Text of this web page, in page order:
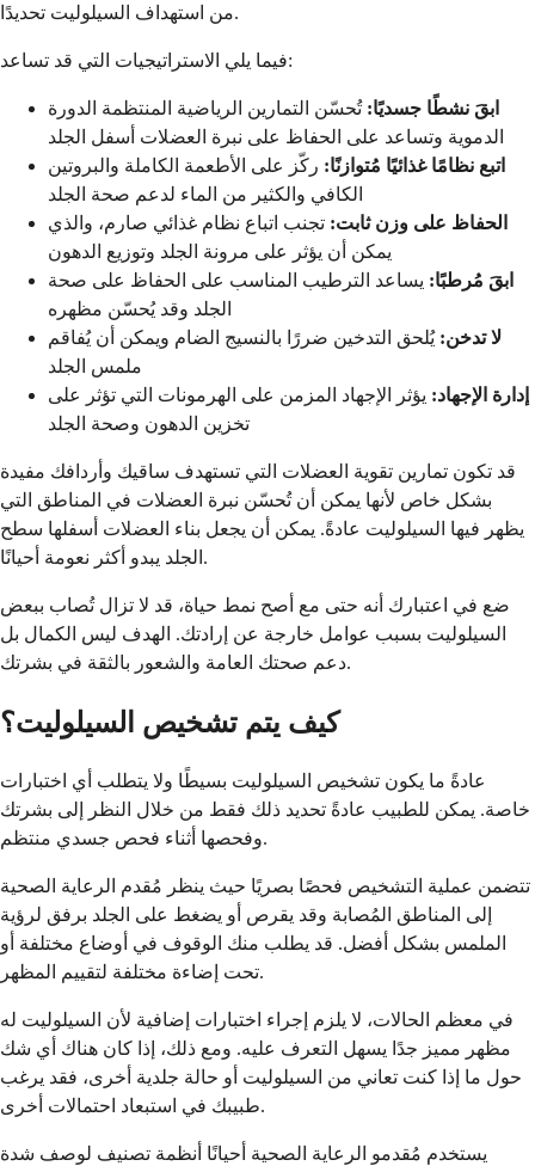
من استهداف السيلوليت تحديدًا.
فيما يلي الاستراتيجيات التي قد تساعد:
ابقَ نشطًا جسديًا: تُحسّن التمارين الرياضية المنتظمة الدورة
الدموية وتساعد على الحفاظ على نبرة العضلات أسفل الجلد
اتبع نظامًا غذائيًا مُتوازنًا: ركّز على الأطعمة الكاملة والبروتين
الكافي والكثير من الماء لدعم صحة الجلد
الحفاظ على وزن ثابت: تجنب اتباع نظام غذائي صارم، والذي
يمكن أن يؤثر على مرونة الجلد وتوزيع الدهون
ابقَ مُرطبًا: يساعد الترطيب المناسب على الحفاظ على صحة
الجلد وقد يُحسّن مظهره
لا تدخن: يُلحق التدخين ضررًا بالنسيج الضام ويمكن أن يُفاقم
ملمس الجلد
إدارة الإجهاد: يؤثر الإجهاد المزمن على الهرمونات التي تؤثر على
تخزين الدهون وصحة الجلد
قد تكون تمارين تقوية العضلات التي تستهدف ساقيك وأردافك مفيدة
بشكل خاص لأنها يمكن أن تُحسّن نبرة العضلات في المناطق التي
يظهر فيها السيلوليت عادةً. يمكن أن يجعل بناء العضلات أسفلها سطح
الجلد يبدو أكثر نعومة أحيانًا.
ضع في اعتبارك أنه حتى مع أصح نمط حياة، قد لا تزال تُصاب ببعض
السيلوليت بسبب عوامل خارجة عن إرادتك. الهدف ليس الكمال بل
دعم صحتك العامة والشعور بالثقة في بشرتك.
كيف يتم تشخيص السيلوليت؟
عادةً ما يكون تشخيص السيلوليت بسيطًا ولا يتطلب أي اختبارات
خاصة. يمكن للطبيب عادةً تحديد ذلك فقط من خلال النظر إلى بشرتك
وفحصها أثناء فحص جسدي منتظم.
تتضمن عملية التشخيص فحصًا بصريًا حيث ينظر مُقدم الرعاية الصحية
إلى المناطق المُصابة وقد يقرص أو يضغط على الجلد برفق لرؤية
الملمس بشكل أفضل. قد يطلب منك الوقوف في أوضاع مختلفة أو
تحت إضاءة مختلفة لتقييم المظهر.
في معظم الحالات، لا يلزم إجراء اختبارات إضافية لأن السيلوليت له
مظهر مميز جدًا يسهل التعرف عليه. ومع ذلك، إذا كان هناك أي شك
حول ما إذا كنت تعاني من السيلوليت أو حالة جلدية أخرى، فقد يرغب
طبيبك في استبعاد احتمالات أخرى.
يستخدم مُقدمو الرعاية الصحية أحيانًا أنظمة تصنيف لوصف شدة